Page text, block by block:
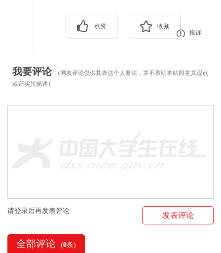
点赞
收藏
投诉
我要评论
（网友评论仅供其表达个人看法，并不表明本站同意其观点
或证实其描述）
请登录后再发表评论
发表评论
全部评论 (0条)